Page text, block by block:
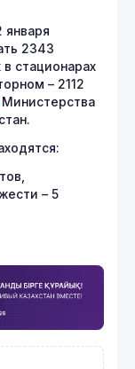
января
2343
стационарах
– 2112
Министерства
– 5